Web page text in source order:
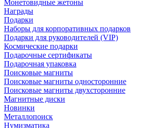
Монетовидные жетоны
Награды
Подарки
Наборы для корпоративных подарков
Подарки для руководителей (VIP)
Космические подарки
Подарочные сертификаты
Подарочная упаковка
Поисковые магниты
Поисковые магниты односторонние
Поисковые магниты двухсторонние
Магнитные диски
Новинки
Металлопоиск
Нумизматика